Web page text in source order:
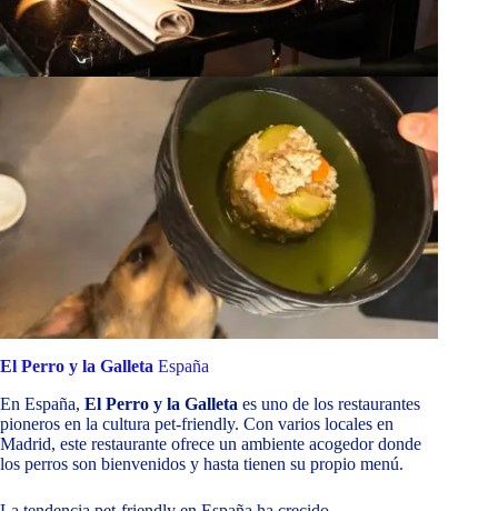
El Perro y la Galleta España
En España, El Perro y la Galleta es uno de los restaurantes
pioneros en la cultura pet-friendly. Con varios locales en
Madrid, este restaurante ofrece un ambiente acogedor donde
los perros son bienvenidos y hasta tienen su propio menú.